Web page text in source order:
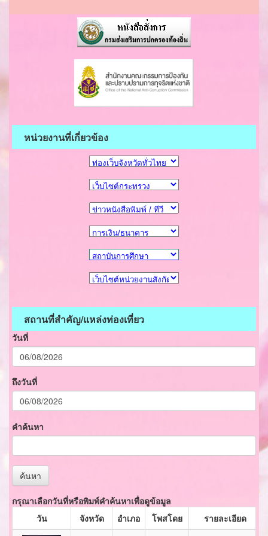
หน่วยงานที่เกี่ยวข้อง
สถานที่สำคัญ/แหล่งท่องเที่ยว
วันที่
ถึงวันที่
คำค้นหา
ค้นหา
กรุณาเลือกวันที่หรือพิมพ์คำค้นหาเพื่อดูข้อมูล
วัน
จังหวัด อำเภอ โพสโดย
รายละเอียด